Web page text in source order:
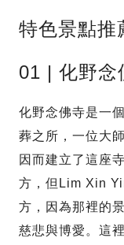
特色景點推
01 | 化野念
化野念佛寺是一
葬之所，一位大
因而建立了這座
方，但Lim Xin
方，因為那裡的
慈悲與博愛。這